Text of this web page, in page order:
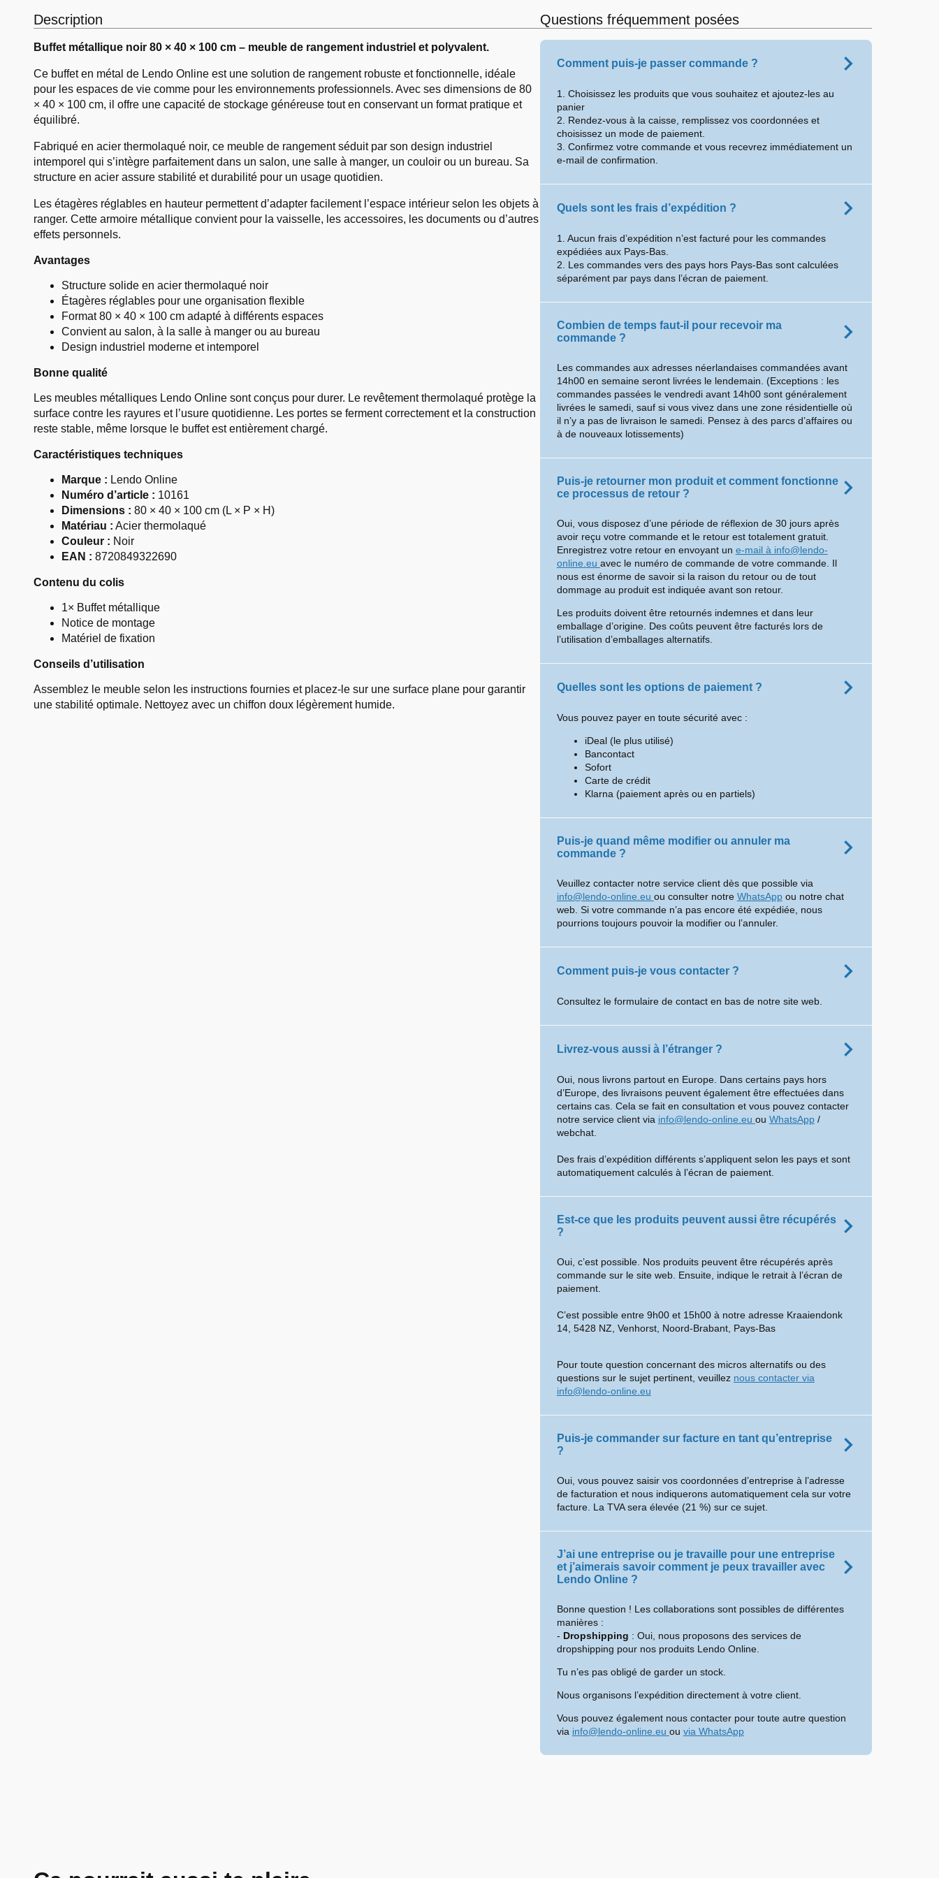
Description
Buffet métallique noir 80 × 40 × 100 cm – meuble de rangement industriel et polyvalent.
Ce buffet en métal de Lendo Online est une solution de rangement robuste et fonctionnelle, idéale
pour les espaces de vie comme pour les environnements professionnels. Avec ses dimensions de 80
× 40 × 100 cm, il offre une capacité de stockage généreuse tout en conservant un format pratique et
équilibré.
Fabriqué en acier thermolaqué noir, ce meuble de rangement séduit par son design industriel
intemporel qui s’intègre parfaitement dans un salon, une salle à manger, un couloir ou un bureau. Sa
structure en acier assure stabilité et durabilité pour un usage quotidien.
Les étagères réglables en hauteur permettent d’adapter facilement l’espace intérieur selon les objets à
ranger. Cette armoire métallique convient pour la vaisselle, les accessoires, les documents ou d’autres
effets personnels.
Avantages
Structure solide en acier thermolaqué noir
Étagères réglables pour une organisation flexible
Format 80 × 40 × 100 cm adapté à différents espaces
Convient au salon, à la salle à manger ou au bureau
Design industriel moderne et intemporel
Bonne qualité
Les meubles métalliques Lendo Online sont conçus pour durer. Le revêtement thermolaqué protège la
surface contre les rayures et l’usure quotidienne. Les portes se ferment correctement et la construction
reste stable, même lorsque le buffet est entièrement chargé.
Caractéristiques techniques
Marque : Lendo Online
Numéro d’article : 10161
Dimensions : 80 × 40 × 100 cm (L × P × H)
Matériau : Acier thermolaqué
Couleur : Noir
EAN : 8720849322690
Contenu du colis
1× Buffet métallique
Notice de montage
Matériel de fixation
Conseils d’utilisation
Assemblez le meuble selon les instructions fournies et placez-le sur une surface plane pour garantir
une stabilité optimale. Nettoyez avec un chiffon doux légèrement humide.
Questions fréquemment posées
Comment puis-je passer commande ?
1. Choisissez les produits que vous souhaitez et ajoutez-les au
panier
2. Rendez-vous à la caisse, remplissez vos coordonnées et
choisissez un mode de paiement.
3. Confirmez votre commande et vous recevrez immédiatement un
e-mail de confirmation.
Quels sont les frais d’expédition ?
1. Aucun frais d’expédition n’est facturé pour les commandes
expédiées aux Pays-Bas.
2. Les commandes vers des pays hors Pays-Bas sont calculées
séparément par pays dans l’écran de paiement.
Combien de temps faut-il pour recevoir ma
commande ?
Les commandes aux adresses néerlandaises commandées avant
14h00 en semaine seront livrées le lendemain. (Exceptions : les
commandes passées le vendredi avant 14h00 sont généralement
livrées le samedi, sauf si vous vivez dans une zone résidentielle où
il n’y a pas de livraison le samedi. Pensez à des parcs d’affaires ou
à de nouveaux lotissements)
Puis-je retourner mon produit et comment fonctionne
ce processus de retour ?
Oui, vous disposez d’une période de réflexion de 30 jours après
avoir reçu votre commande et le retour est totalement gratuit.
Enregistrez votre retour en envoyant un e-mail à info@lendo-
online.eu avec le numéro de commande de votre commande. Il
nous est énorme de savoir si la raison du retour ou de tout
dommage au produit est indiquée avant son retour.
Les produits doivent être retournés indemnes et dans leur
emballage d’origine. Des coûts peuvent être facturés lors de
l’utilisation d’emballages alternatifs.
Quelles sont les options de paiement ?
Vous pouvez payer en toute sécurité avec :
iDeal (le plus utilisé)
Bancontact
Sofort
Carte de crédit
Klarna (paiement après ou en partiels)
Puis-je quand même modifier ou annuler ma
commande ?
Veuillez contacter notre service client dès que possible via
info@lendo-online.eu ou consulter notre WhatsAppou notre chat
web. Si votre commande n’a pas encore été expédiée, nous
pourrions toujours pouvoir la modifier ou l’annuler.
Comment puis-je vous contacter ?
Consultez le formulaire de contact en bas de notre site web.
Livrez-vous aussi à l’étranger ?
Oui, nous livrons partout en Europe. Dans certains pays hors
d’Europe, des livraisons peuvent également être effectuées dans
certains cas. Cela se fait en consultation et vous pouvez contacter
notre service client via info@lendo-online.eu ou WhatsApp/
webchat.
Des frais d’expédition différents s’appliquent selon les pays et sont
automatiquement calculés à l’écran de paiement.
Est-ce que les produits peuvent aussi être récupérés
?
Oui, c’est possible. Nos produits peuvent être récupérés après
commande sur le site web. Ensuite, indique le retrait à l’écran de
paiement.
C’est possible entre 9h00 et 15h00 à notre adresse Kraaiendonk
14, 5428 NZ, Venhorst, Noord-Brabant, Pays-Bas
Pour toute question concernant des micros alternatifs ou des
questions sur le sujet pertinent, veuillez nous contacter via
info@lendo-online.eu
Puis-je commander sur facture en tant qu’entreprise
?
Oui, vous pouvez saisir vos coordonnées d’entreprise à l’adresse
de facturation et nous indiquerons automatiquement cela sur votre
facture. La TVA sera élevée (21 %) sur ce sujet.
J’ai une entreprise ou je travaille pour une entreprise
et j’aimerais savoir comment je peux travailler avec
Lendo Online ?
Bonne question ! Les collaborations sont possibles de différentes
manières :
- Dropshipping : Oui, nous proposons des services de
dropshipping pour nos produits Lendo Online.
Tu n’es pas obligé de garder un stock.
Nous organisons l’expédition directement à votre client.
Vous pouvez également nous contacter pour toute autre question
via info@lendo-online.eu ou via WhatsApp